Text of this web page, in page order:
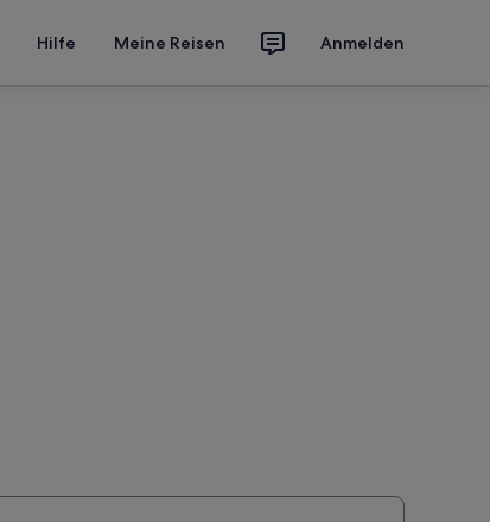
Hilfe Meine Reisen Anmelden